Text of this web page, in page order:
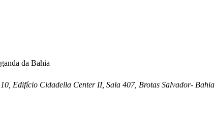
da Bahia
Edifício Cidadella Center II, Sala 407, Brotas Salvador- Bahia